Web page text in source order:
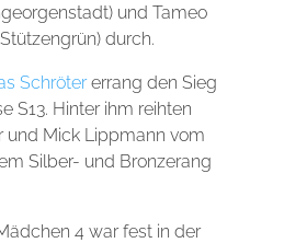
und Tameo
durch.
Schrötererrang den Sieg
S13. Hinter ihm reihten
und Mick Lippmann vom
Silber- und Bronzerang
4 war fest in der